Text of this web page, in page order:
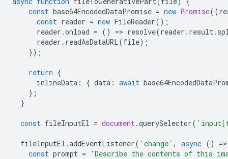
const base64EncodedDataPromise = new Promise((
const reader = new FileReader();
reader .onload = () => resolve(reader . result.
reader . readAsDataURL(file);
});
return {
inlineData : { data : await
};
}
const fileInputEl = document.querySelector(
fileInputEl .addEventListener( 'change' , async () =>
const prompt = 'Describe the contents of this